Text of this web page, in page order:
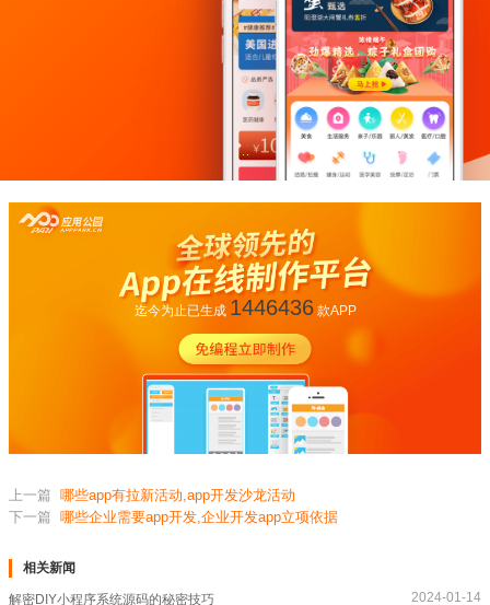
迄今为止已生成 1446436款APP
上一篇 哪些app有拉新活动,app开发沙龙活动
下一篇 哪些企业需要app开发,企业开发app立项依据
相关新闻
解密DIY小程序系统源码的秘密技巧 2024-01-14